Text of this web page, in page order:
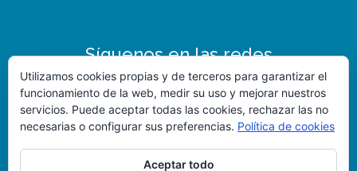
Síguenos en las redes
Utilizamos cookies propias y de terceros para garantizar el
funcionamiento de la web, medir su uso y mejorar nuestros
servicios. Puede aceptar todas las cookies, rechazar las no
necesarias o configurar sus preferencias. Política de cookies
Aceptar todo